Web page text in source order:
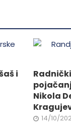
stranici
i
Nikola
14/10/